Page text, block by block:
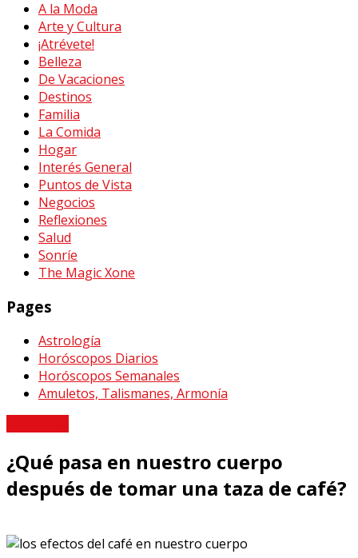
A la Moda
Arte y Cultura
¡Atrévete!
Belleza
De Vacaciones
Destinos
Familia
La Comida
Hogar
Interés General
Puntos de Vista
Negocios
Reflexiones
Salud
Sonríe
The Magic Xone
Pages
Astrología
Horóscopos Diarios
Horóscopos Semanales
Amuletos, Talismanes, Armonía
¿Qué pasa en nuestro cuerpo
después de tomar una taza de café?